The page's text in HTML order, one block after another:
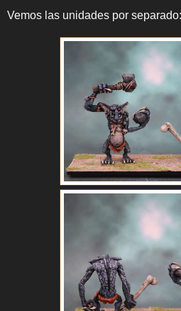
Vemos las unidades por separado: